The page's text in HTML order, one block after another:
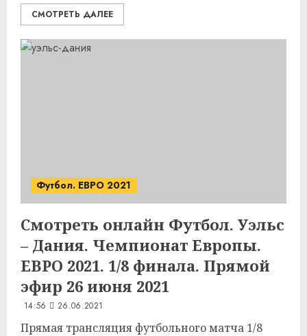
СМОТРЕТЬ ДАЛЕЕ
Футбол. ЕВРО 2021
Смотреть онлайн Футбол. Уэльс
– Дания. Чемпионат Европы.
ЕВРО 2021. 1/8 финала. Прямой
эфир 26 июня 2021
14:56 26.06.2021
Прямая трансляция футбольного матча 1/8